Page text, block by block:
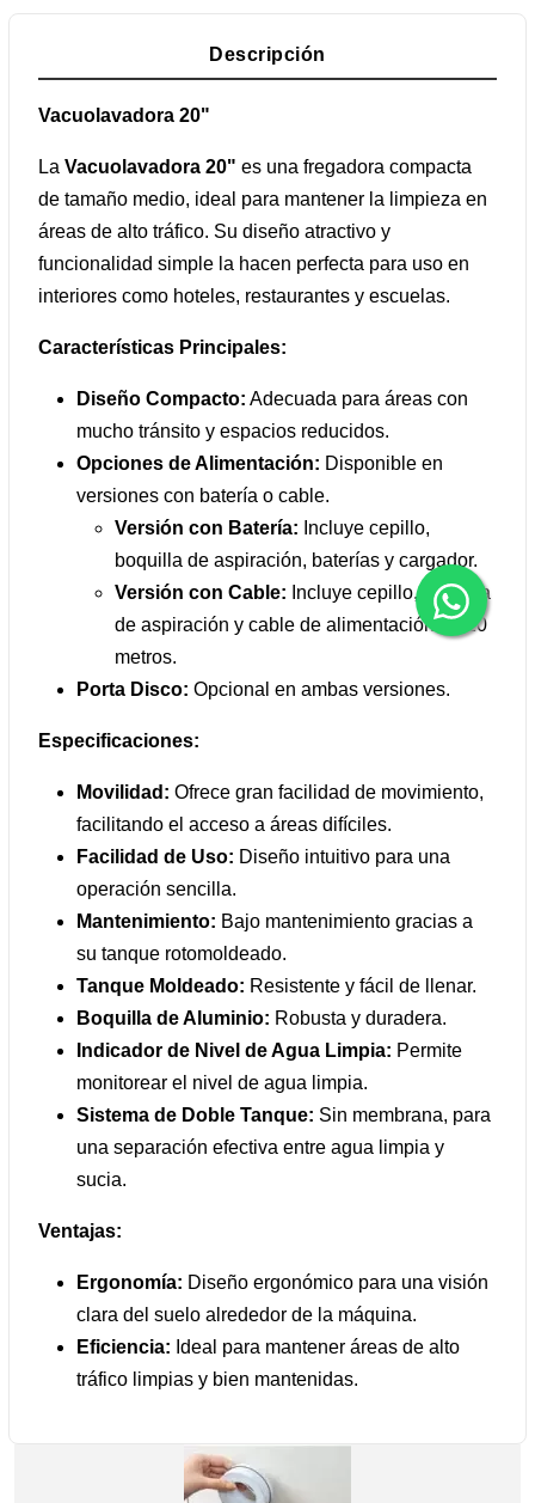
Descripción
Vacuolavadora 20"
La Vacuolavadora 20" es una fregadora compacta
de tamaño medio, ideal para mantener la limpieza en
áreas de alto tráfico. Su diseño atractivo y
funcionalidad simple la hacen perfecta para uso en
interiores como hoteles, restaurantes y escuelas.
Características Principales:
Diseño Compacto: Adecuada para áreas con
mucho tránsito y espacios reducidos.
Opciones de Alimentación: Disponible en
versiones con batería o cable.
Versión con Batería: Incluye cepillo,
boquilla de aspiración, baterías y cargador.
Versión con Cable: Incluye cepillo, boquilla
de aspiración y cable de alimentación de 20
metros.
Porta Disco: Opcional en ambas versiones.
Especificaciones:
Movilidad: Ofrece gran facilidad de movimiento,
facilitando el acceso a áreas difíciles.
Facilidad de Uso: Diseño intuitivo para una
operación sencilla.
Mantenimiento: Bajo mantenimiento gracias a
su tanque rotomoldeado.
Tanque Moldeado: Resistente y fácil de llenar.
Boquilla de Aluminio: Robusta y duradera.
Indicador de Nivel de Agua Limpia: Permite
monitorear el nivel de agua limpia.
Sistema de Doble Tanque: Sin membrana, para
una separación efectiva entre agua limpia y
sucia.
Ventajas:
Ergonomía: Diseño ergonómico para una visión
clara del suelo alrededor de la máquina.
Eficiencia: Ideal para mantener áreas de alto
tráfico limpias y bien mantenidas.